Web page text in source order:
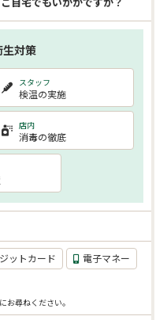
対策
スタッフ
検温の実施
店内
消毒の徹底
ットカード
電子マネー
お尋ねください。